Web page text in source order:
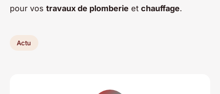
pour vos travaux de plomberie et chauffage.
Actu